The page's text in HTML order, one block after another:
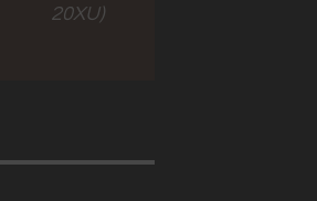
20XU)